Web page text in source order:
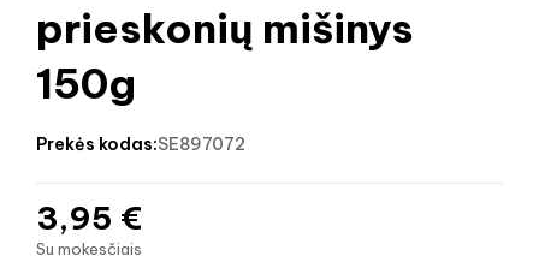
prieskonių mišinys
150g
prekės kodas:SE897072
3,95 €
Su mokesčiais